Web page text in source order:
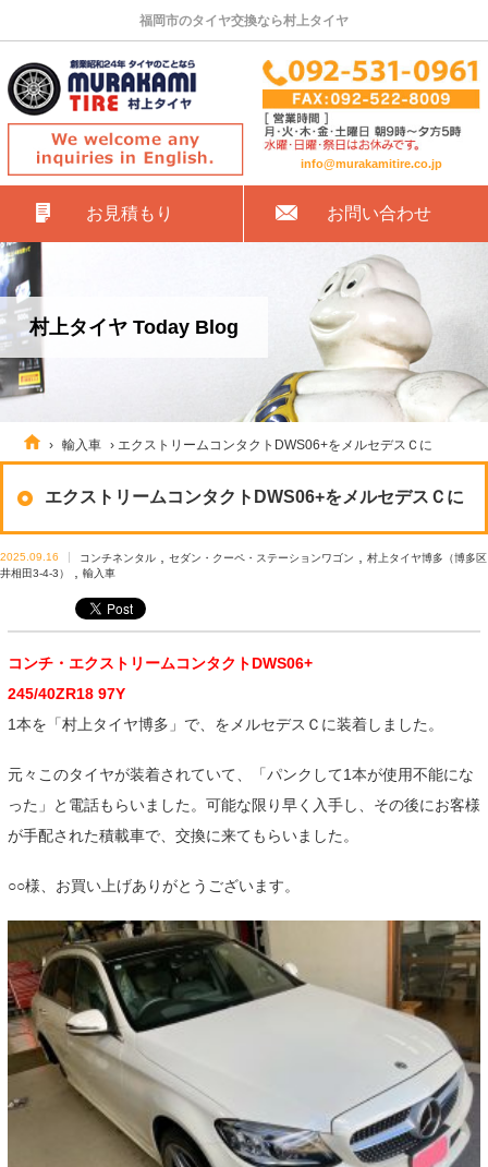
福岡市のタイヤ交換なら村上タイヤ
info@murakamitire.co.jp
お見積もり お問い合わせ
村上タイヤ Today Blog
› 輸入車 › エクストリームコンタクトDWS06+をメルセデスＣに
エクストリームコンタクトDWS06+をメルセデスＣに
2025.09.16 コンチネンタル, セダン・クーペ・ステーションワゴン
村上タイヤ博多（博多区
井相田3-4-3）
輸入車
コンチ・エクストリームコンタクトDWS06+
245/40ZR18 97Y
1本を「村上タイヤ博多」で、をメルセデスＣに装着しました。
元々このタイヤが装着されていて、「パンクして1本が使用不能にな
った」と電話もらいました。可能な限り早く入手し、その後にお客様
が手配された積載車で、交換に来てもらいました。
○○様、お買い上げありがとうございます。